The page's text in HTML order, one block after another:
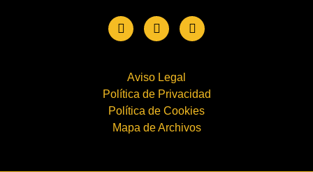
Aviso Legal
Política de Privacidad
Política de Cookies
Mapa de Archivos